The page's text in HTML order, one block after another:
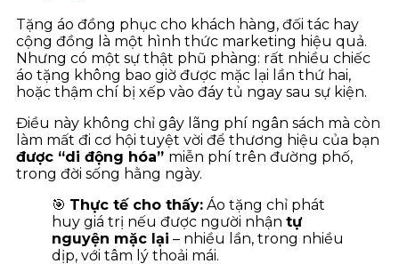
Tặng áo đồng phục cho khách hàng, đối tác hay
cộng đồng là một hình thức marketing hiệu quả.
Nhưng có một sự thật phũ phàng: rất nhiều chiếc
áo tặng không bao giờ được mặc lại lần thứ hai,
hoặc thậm chí bị xếp vào đáy tủ ngay sau sự kiện.
Điều này không chỉ gây lãng phí ngân sách mà còn
làm mất đi cơ hội tuyệt vời để thương hiệu của bạn
được “di động hóa” miễn phí trên đường phố,
trong đời sống hằng ngày.
🎯 Thực tế cho thấy: Áo tặng chỉ phát
huy giá trị nếu được người nhận tự
nguyện mặc lại – nhiều lần, trong nhiều
dịp, với tâm lý thoải mái.